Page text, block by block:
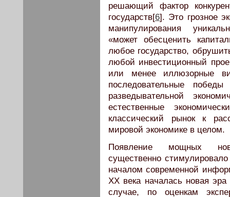
решающий фактор
государств[6]. Это грозное
манипулирования
«может обесценить
любое государство,
любой инвестиционный
или менее иллюзорные
последовательные
разведывательной
естественные
классический рынок к
мировой экономике в целом.
Появление мощных
существенно
началом современной
ХХ века началась новая
случае, по оценкам